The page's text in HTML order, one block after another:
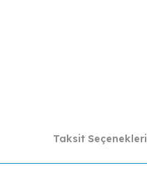
Taksit Seçenekleri